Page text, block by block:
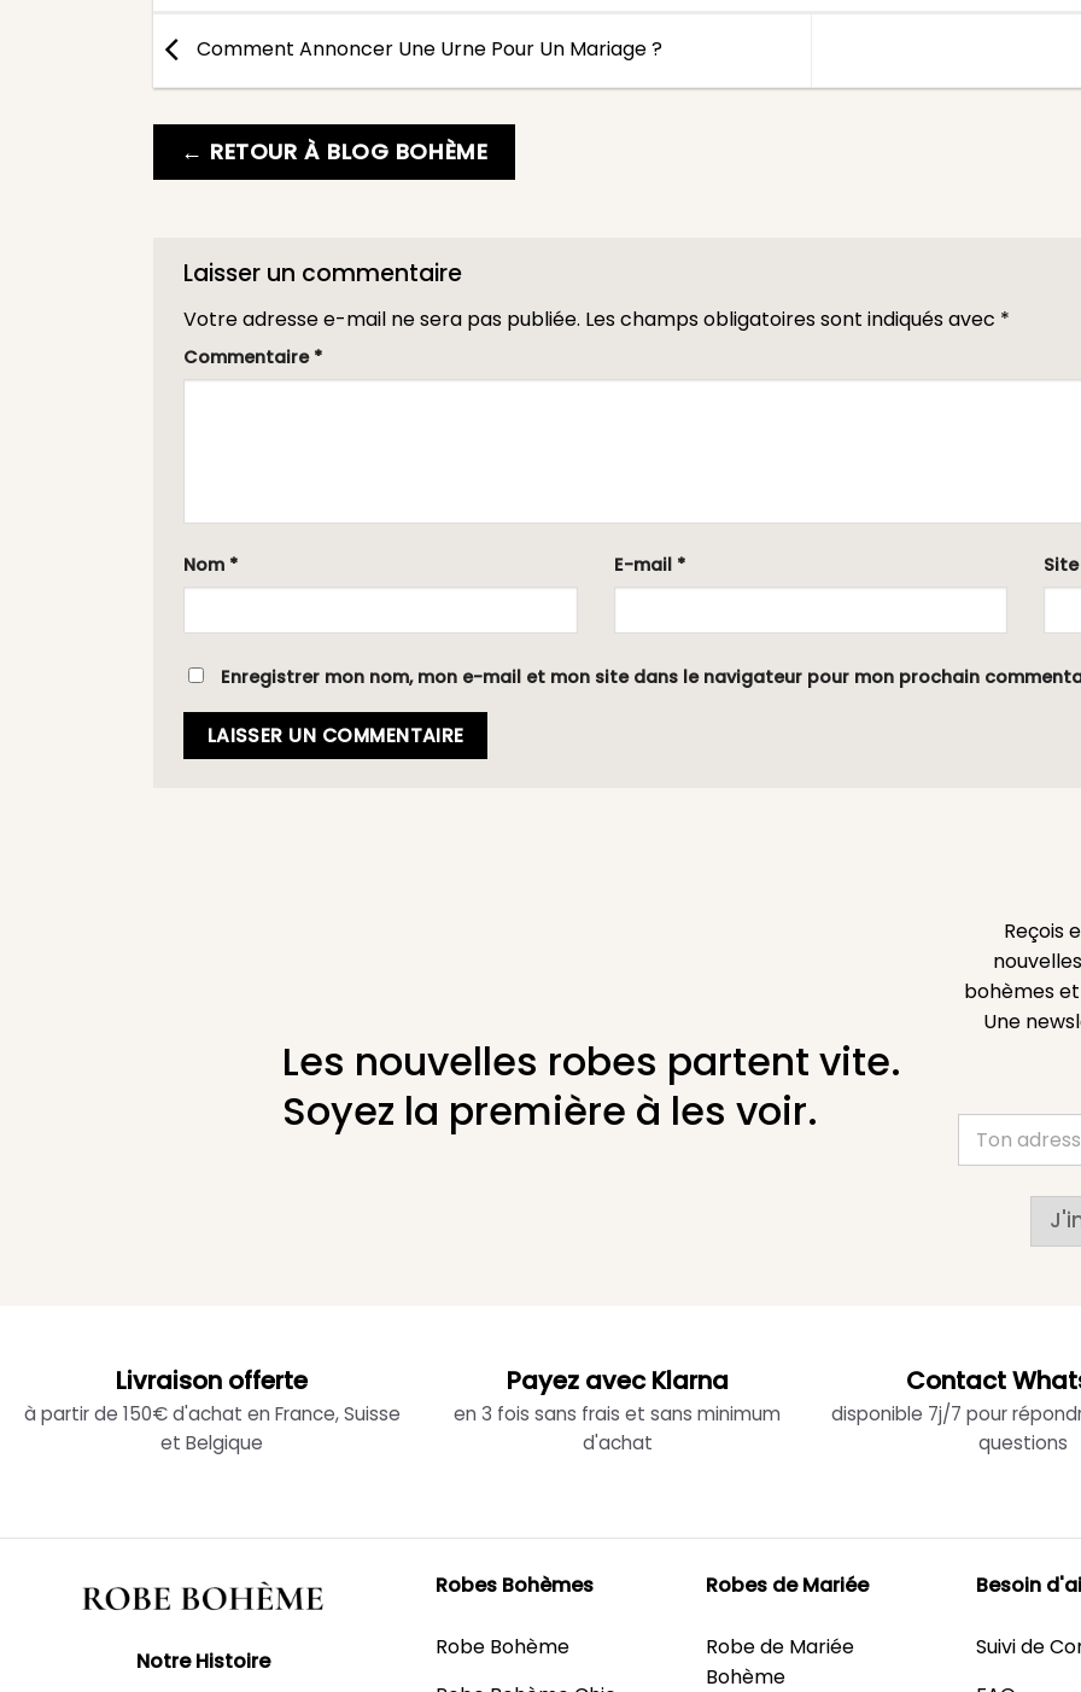
Comment Annoncer Une Urne Pour Un Mariage ?
← RETOUR À BLOG BOHÈME
Laisser un commentaire
Votre adresse e-mail ne sera pas publiée. Les champs obligatoires sont indiqués avec *
Commentaire *
Nom * E-mail *
Enregistrer mon nom, mon e-mail et mon site dans le navigateur pour mon prochain
Les nouvelles robes partent vite.
Soyez la première à les voir.
Reçois
bohèmes
Une
Livraison offerte
à partir de 150€ d'achat en France, Suisse
et Belgique
Payez avec Klarna
en 3 fois sans frais et sans minimum
d'achat
Contact
disponible 7j/7 pour
questions
Notre Histoire
Robes Bohèmes
Robe Bohème
Robes de Mariée
Robe de Mariée
Bohème
Besoin
Suivi de